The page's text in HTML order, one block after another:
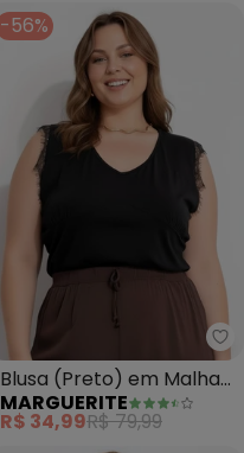
-56%
Blusa (Preto) em Malha
de Viscose
MARGUERITE
R$ 34,99R$ 79,99